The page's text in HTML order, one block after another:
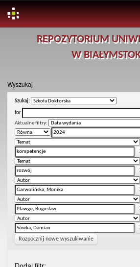
REPOZYTORIUM
W
Wyszukaj
Szukaj:
for
Aktualne filtry:
Rozpocznij nowe wyszukiwanie